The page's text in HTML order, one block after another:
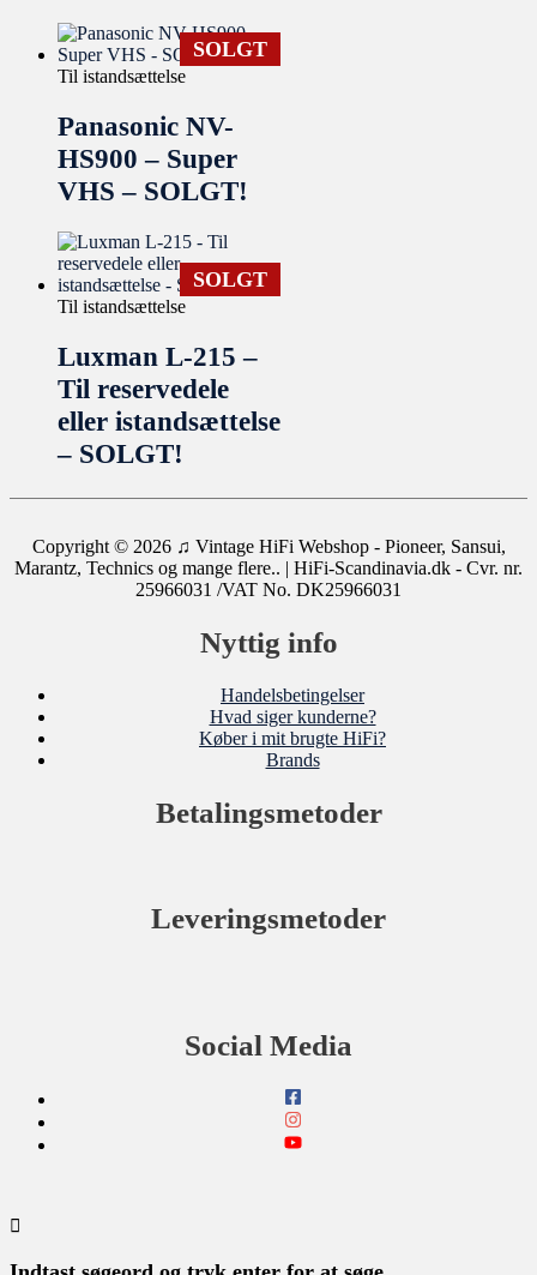
SOLGT
Til istandsættelse
Panasonic NV-
HS900 – Super
VHS – SOLGT!
SOLGT
Til istandsættelse
Luxman L-215 –
Til reservedele
eller istandsættelse
– SOLGT!
Copyright © 2026 ♫ Vintage HiFi Webshop - Pioneer, Sansui,
Marantz, Technics og mange flere.. | HiFi-Scandinavia.dk - Cvr. nr.
25966031 /VAT No. DK25966031
Nyttig info
Handelsbetingelser
Hvad siger kunderne?
Køber i mit brugte HiFi?
Brands
Betalingsmetoder
Leveringsmetoder
Social Media